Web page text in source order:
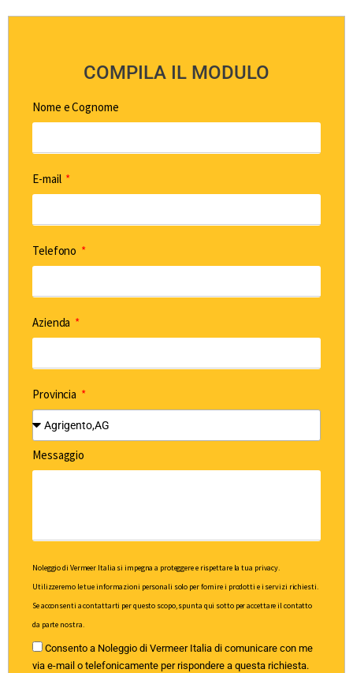
COMPILA IL MODULO
Nome e Cognome
E-mail
Telefono
Azienda
Provincia
Messaggio
Noleggio di Vermeer Italia si impegna a proteggere e rispettare la tua privacy.
Utilizzeremo le tue informazioni personali solo per fornire i prodotti e i servizi richiesti.
Se acconsenti a contattarti per questo scopo, spunta qui sotto per accettare il contatto
da parte nostra.
Consento a Noleggio di Vermeer Italia di comunicare con me
via e-mail o telefonicamente per rispondere a questa richiesta.